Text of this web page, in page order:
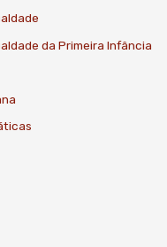
da Primeira Infância